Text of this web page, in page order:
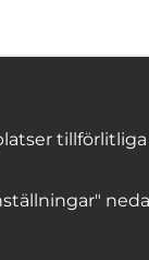
tillförlitliga